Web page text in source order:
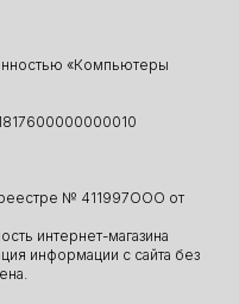
«Компьютеры
№ 411997ООО от
интернет-магазина
информации с сайта без